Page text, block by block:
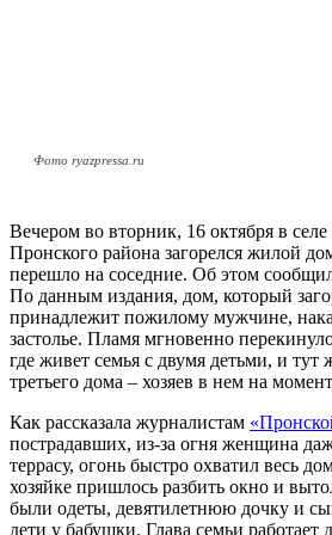
Фото ryazpressa.ru
Вечером во вторник, 16 октября в
Пронского района загорелся жилой
перешло на соседние. Об этом
По данным издания, дом, который
принадлежит пожилому мужчине,
застолье. Пламя мгновенно
где живет семья с двумя детьми, и
третьего дома – хозяев в нем на
Как рассказала журналистам
пострадавших, из-за огня женщина
террасу, огонь быстро охватил весь
хозяйке пришлось разбить окно и
были одеты, девятилетнюю дочку и
дети у бабушки. Глава семьи